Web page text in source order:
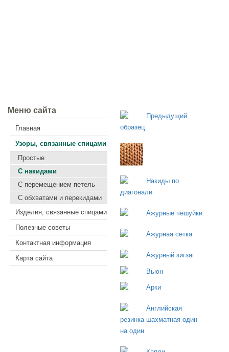
Меню сайта
Главная
Узоры, связанные спицами
Простые
С накидами
С перемещением петель
С обхватами и перекидами
Изделия, связанные спицами
Полезные советы
Контактная информация
Карта сайта